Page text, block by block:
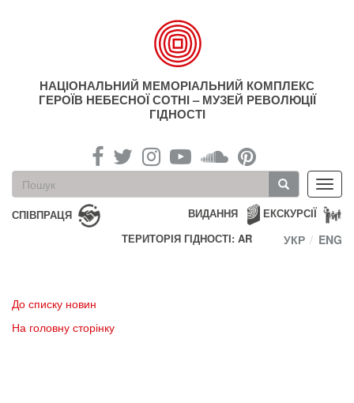
НАЦІОНАЛЬНИЙ МЕМОРІАЛЬНИЙ КОМПЛЕКС
ГЕРОЇВ НЕБЕСНОЇ СОТНІ – МУЗЕЙ РЕВОЛЮЦІЇ
ГІДНОСТІ
Пошукова
форма
Пошук
СПІВПРАЦЯ ЕКСКУРСІЇ
ВИДАННЯ
ТЕРИТОРІЯ ГІДНОСТІ: AR
УКР ENG
До списку новин
На головну сторінку